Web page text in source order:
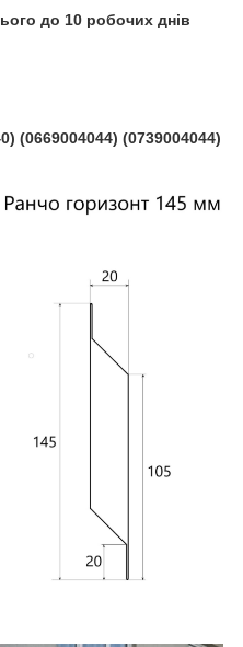
до 10 робочих днів
(0669004044) (0739004044)